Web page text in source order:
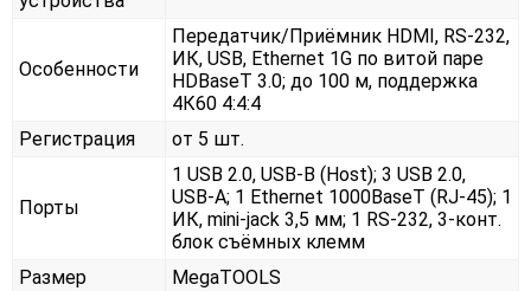
Особенности
Передатчик/Приёмник HDMI, RS-232,
ИК, USB, Ethernet 1G по витой паре
HDBaseT 3.0; до 100 м, поддержка
4К60 4:4:4
Регистрация
от 5 шт.
Порты
1 USB 2.0, USB-B (Host); 3 USB 2.0,
USB-A; 1 Ethernet 1000BaseT (RJ-45); 1
ИК, mini-jack 3,5 мм; 1 RS-232, 3-конт.
блок съёмных клемм
Размер
MegaTOOLS